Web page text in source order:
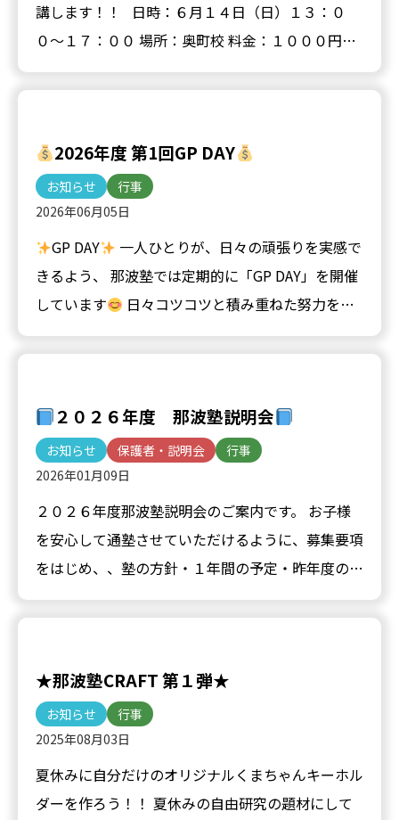
講します！！ 日時：６月１４日（日）１３：０
０〜１７：００ 場所：奥町校 料金：１０００円
（当日お支払い） １７：００〜２２：…
2026年度 第1回GP DAY
お知らせ
行事
2026年06月05日
GP DAY
一人ひとりが、日々の頑張りを実感で
きるよう、 那波塾では定期的に「GP DAY」を開催
しています
日々コツコツと積み重ねた努力をポ
イントとして可視化し、ゲームを楽しんだり
景
品と交…
２０２６年度 那波塾説明会
お知らせ 保護者・説明会
行事
2026年01月09日
２０２６年度那波塾説明会のご案内です。 お子様
を安心して通塾させていただけるように、募集要項
をはじめ、、塾の方針・１年間の予定・昨年度の取
り組みなど、詳しく説明させていただきますので、
ぜひご出席いただ…
★那波塾CRAFT 第１弾★
お知らせ
行事
2025年08月03日
夏休みに自分だけのオリジナルくまちゃんキーホル
ダーを作ろう！！ 夏休みの自由研究の題材にして